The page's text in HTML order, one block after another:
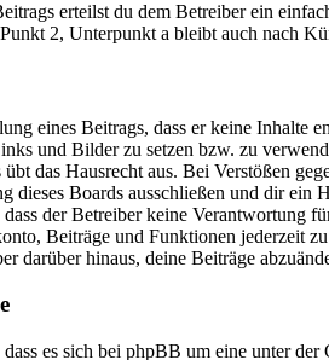
erteilst du dem Betreiber ein
2, Unterpunkt a bleibt auch nach
eines Beitrags, dass er keine Inhalte
und Bilder zu setzen bzw. zu
das Hausrecht aus. Bei Verstößen
dieses Boards ausschließen und dir ein
der Betreiber keine Verantwortung
Beiträge und Funktionen jederzeit
darüber hinaus, deine Beiträge
es sich bei phpBB um eine unter